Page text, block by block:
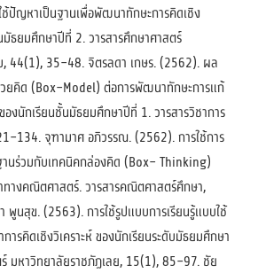
ปัญหาเป็นฐานเพื่อพัฒนาทักษะการคิดเชิง
ธยมศึกษาปีที่ 2. วารสารศึกษาศาสตร์
, 44(1), 35–48. จิตรลดา เกษร. (2562). ผล
ยคิด (Box–Model) ต่อการพัฒนาทักษะการแก้
นักเรียนชั้นมัธยมศึกษาปีที่ 1. วารสารวิชาการ
จุฑามาศ อภิวรรณ. (2562). การใช้การ
านร่วมกับเทคนิคกล่องคิด (Box– Thinking)
ทางคณิตศาสตร์. วารสารคณิตศาสตร์ศึกษา,
นสุข. (2563). การใช้รูปแบบการเรียนรู้แบบใช้
รคิดเชิงวิเคราะห์ ของนักเรียนระดับมัธยมศึกษา
มหาวิทยาลัยราชภัฏเลย, 15(1), 85–97. ชัย